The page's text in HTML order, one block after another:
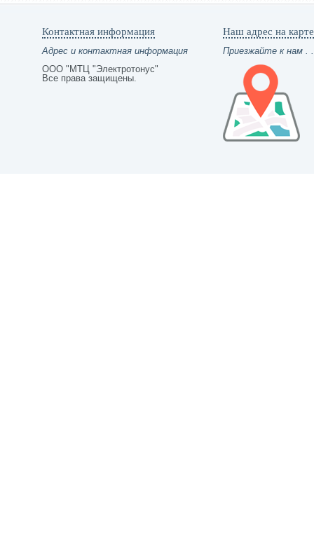
Контактная информация
Адрес и контактная информация
ООО "МТЦ "Электротонус"
Все права защищены.
Наш адрес на карте
Приезжайте к нам .